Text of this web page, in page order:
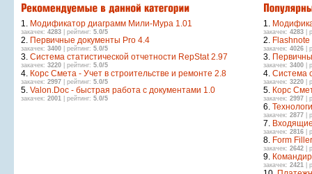
1. Модификатор диаграмм Мили-Мура 1.01
закачек: 4283 | рейтинг: 5.0/5
2. Первичные документы Pro 4.4
закачек: 3400 | рейтинг: 5.0/5
3. Система статистической отчетности RepStat 2.97
закачек: 3220 | рейтинг: 5.0/5
4. Корс Смета - Учет в строительстве и ремонте 2.8
закачек: 2997 | рейтинг: 5.0/5
5. Valon.Doc - быстрая работа с документами 1.0
закачек: 2001 | рейтинг: 5.0/5
1.
закачек: 4283 |
2. Flashnote
закачек: 4026 |
3.
закачек: 3400 |
4. Система
закачек: 3220 |
5. Корс
закачек: 2997 |
6.
закачек: 2877 |
7.
закачек: 2816 |
8. Form
закачек: 2642 |
9.
закачек: 2421 |